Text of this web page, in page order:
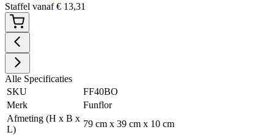
Staffel vanaf€ 13,31
Alle Specificaties
SKU
FF40BO
Merk
Funflor
Afmeting (H x B x
L)
79 cm x 39 cm x 10 cm